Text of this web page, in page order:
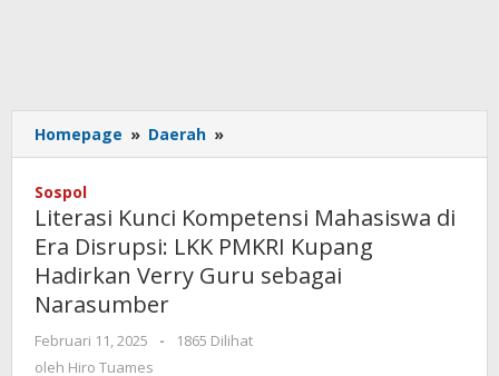
Homepage » Daerah »
Kunci
di
Era
Disrupsi:
Kupang
Sospol
Literasi Kunci Kompetensi Mahasiswa di
Era Disrupsi: LKK PMKRI Kupang
Hadirkan Verry Guru sebagai
Narasumber
Februari 11, 2025
oleh
-
1865 Dilihat
oleh Hiro Tuames